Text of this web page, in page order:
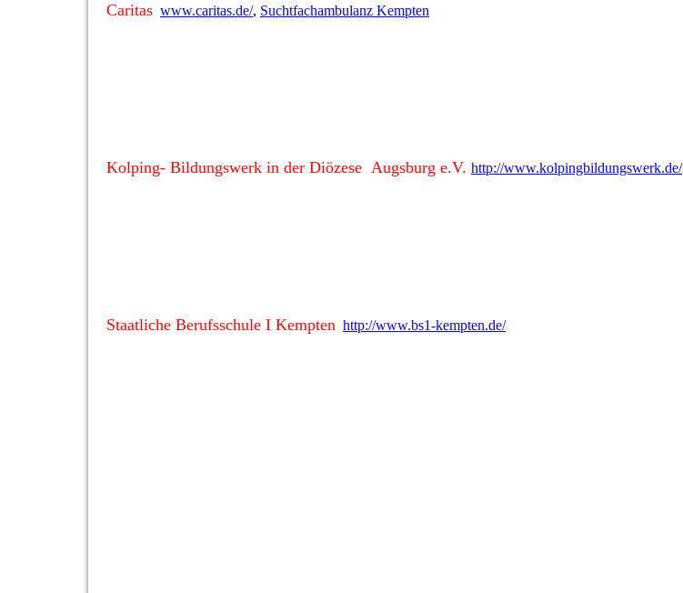
Caritas www.caritas.de/, Suchtfachambulanz Kempten
Kolping- Bildungswerk in der Diözese Augsburg e.V. http://www.kolpingbildungswerk.de/
Staatliche Berufsschule I Kempten http://www.bs1-kempten.de/